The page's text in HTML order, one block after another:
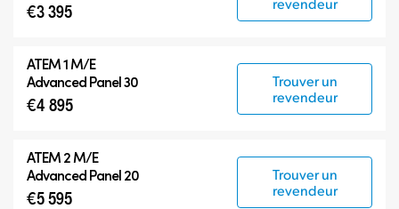
€3 395
ATEM 1 M/E
Advanced Panel 30
€4 895
Trouver un
revendeur
ATEM 2 M/E
Advanced Panel 20
€5 595
Trouver un
revendeur